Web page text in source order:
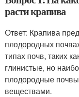
расти крапива
Ответ: Крапива
плодородных
типах почв, таких
глинистые, но
плодородные
веществами.